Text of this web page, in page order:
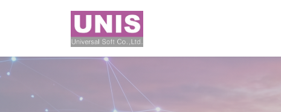
ツ
へ
シ
ョ